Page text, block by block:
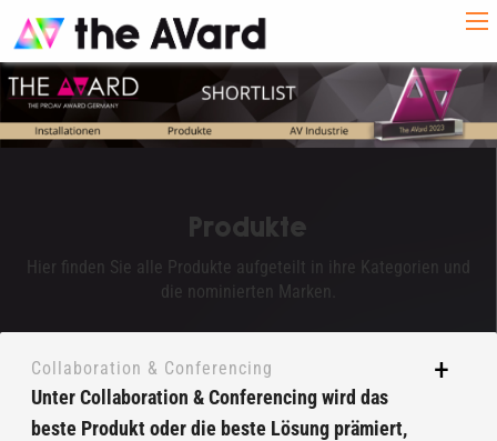
Produkte
Hier finden Sie alle Produkte aufgeteilt in ihre Kategorien und
die nominierten Marken.
Collaboration & Conferencing
Unter Collaboration & Conferencing wird das
beste Produkt oder die beste Lösung prämiert,